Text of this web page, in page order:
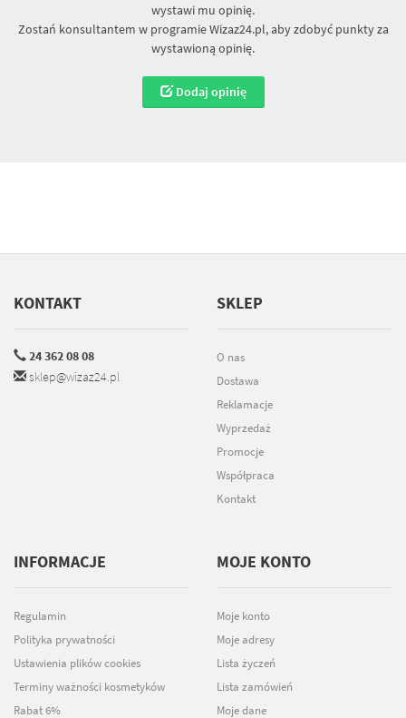
wystawi mu opinię.
Zostań konsultantem w programie Wizaz24.pl, aby zdobyć punkty za
wystawioną opinię.
Dodaj opinię
KONTAKT
24 362 08 08
sklep@wizaz24.pl
SKLEP
O nas
Dostawa
Reklamacje
Wyprzedaż
Promocje
Współpraca
Kontakt
INFORMACJE
Regulamin
Polityka prywatności
Ustawienia plików cookies
Terminy ważności kosmetyków
Rabat 6%
MOJE KONTO
Moje konto
Moje adresy
Lista życzeń
Lista zamówień
Moje dane